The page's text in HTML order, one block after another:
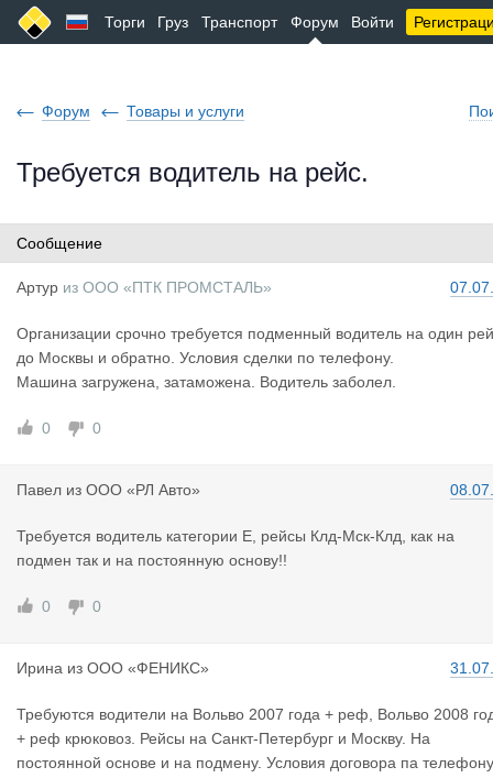
Торги Груз Транспорт Форум Войти
Форум Товары и услуги
Требуется водитель на рейс.
Сообщение
Артур из ООО «ПТК ПРОМСТАЛЬ»
Организации срочно требуется подменный водитель на один
до Москвы и обратно. Условия сделки по телефону.
Машина загружена, затаможена. Водитель заболел.
0 0
Павел из ООО «РЛ Авто»
Требуется водитель категории Е, рейсы Клд-Мск-Клд, как на
подмен так и на постоянную основу!!
0 0
Ирина из ООО «ФЕНИКС»
Требуются водители на Вольво 2007 года + реф, Вольво 2008
+ реф крюковоз. Рейсы на Санкт-Петербург и Москву. На
постоянной основе и на подмену. Условия договора па